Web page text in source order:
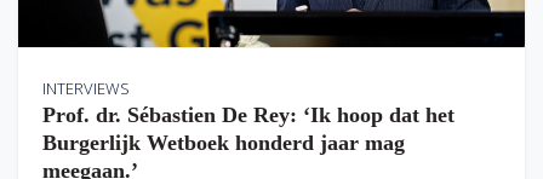
INTERVIEWS
Prof. dr. Sébastien De Rey: ‘Ik hoop dat het
Burgerlijk Wetboek honderd jaar mag
meegaan.’